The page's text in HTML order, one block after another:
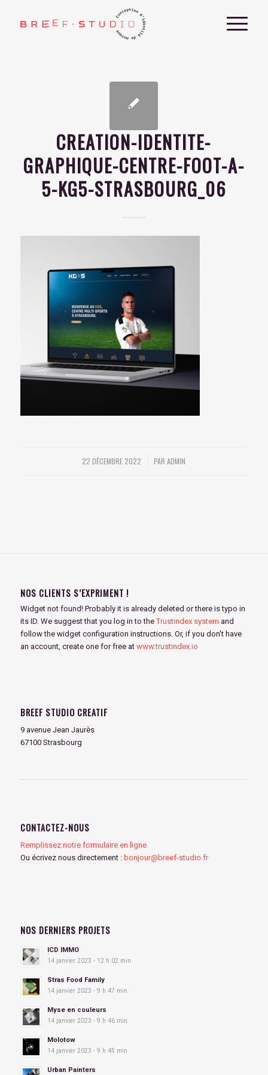
CREATION-IDENTITE-
GRAPHIQUE-CENTRE-FOOT-A-
5-KG5-STRASBOURG_06
22 DÉCEMBRE 2022
/ PARADMIN
NOS CLIENTS S’EXPRIMENT !
Widget not found! Probably it is already deleted or there is typo in
its ID. We suggest that you log in to theTrustindex system and
follow the widget configuration instructions. Or, if you don't have
an account, create one for free at www.trustindex.io
BREEF STUDIO CREATIF
9 avenue Jean Jaurès
67100 Strasbourg
CONTACTEZ-NOUS
Remplissez notre formulaire en ligne
Ou écrivez nous directement : bonjour@breef-studio.fr
NOS DERNIERS PROJETS
ICD IMMO
14 janvier 2023 - 12 h 02 min
Stras Food Family
14 janvier 2023 - 9 h 47 min
Myse en couleurs
14 janvier 2023 - 9 h 46 min
Molotow
14 janvier 2023 - 9 h 45 min
Urban Painters